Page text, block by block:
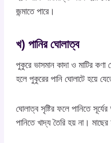
জন্মাতে পারে।
খ) পানির ঘোলাত্ব
পুকুরে ভাসমান কাদা ও মাটির কণা
হলে পুকুরের পানি ঘোলাটে হয়ে
ঘোলাত্ব সৃষ্টির ফলে পানিতে
পানিতে খাদ্য তৈরি হয় না।